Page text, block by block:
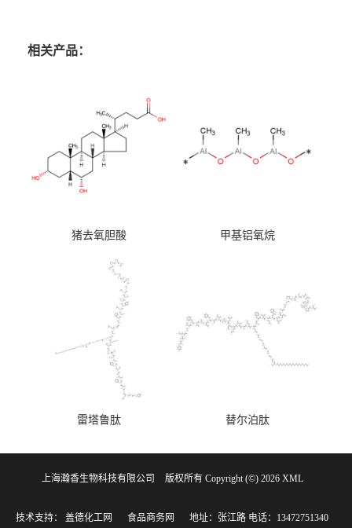
相关产品：
猪去氧胆酸 甲基铝氧烷
雷塔鲁肽 替尔泊肽
上海瀚香生物科技有限公司 版权所有 Copyright (©) 2026 XML
技术支持： 盖德化工网 食品商务网 地址：张江路 电话：13472751340